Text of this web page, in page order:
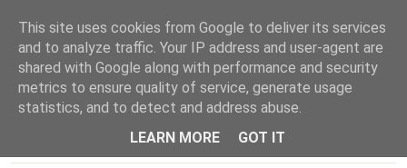
☰ Menu
This site uses cookies from Google to deliver its services
and to analyze traffic. Your IP address and user-agent are
shared with Google along with performance and security
metrics to ensure quality of service, generate usage
statistics, and to detect and address abuse.
LEARN MORE
GOT IT